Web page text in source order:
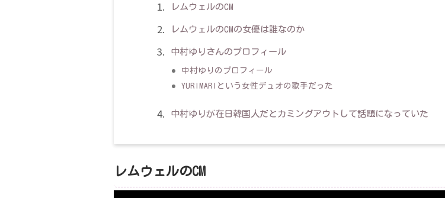
レムウェルのCM
レムウェルのCMの女優は誰なのか
中村ゆりさんのプロフィール
中村ゆりのプロフィール
YURIMARIという女性デュオの歌手だった
中村ゆりが在日韓国人だとカミングアウトして話題になっていた
レムウェルのCM